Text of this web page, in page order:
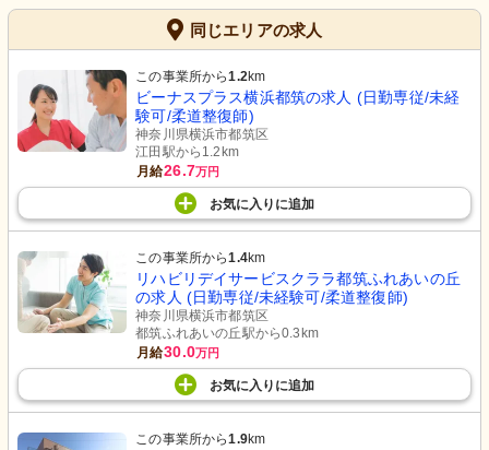
同じエリアの求人
この事業所から1.2km
ビーナスプラス横浜都筑の求人 (日勤専従/未経
験可/柔道整復師)
神奈川県横浜市都筑区
江田駅から1.2km
月給26.7万円
お気に入り に追加
この事業所から1.4km
リハビリデイサービスクララ都筑ふれあいの丘
の求人 (日勤専従/未経験可/柔道整復師)
神奈川県横浜市都筑区
都筑ふれあいの丘駅から0.3km
月給30.0万円
お気に入り に追加
この事業所から1.9km